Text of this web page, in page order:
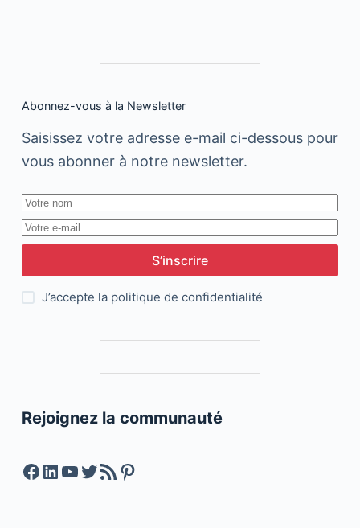
Abonnez-vous à la Newsletter
Saisissez votre adresse e-mail ci-dessous pour
vous abonner à notre newsletter.
S’inscrire
J’accepte la politique de confidentialité
Rejoignez la communauté
Facebook
LinkedIn
YouTube
Twitter
Feed RSSPinterest